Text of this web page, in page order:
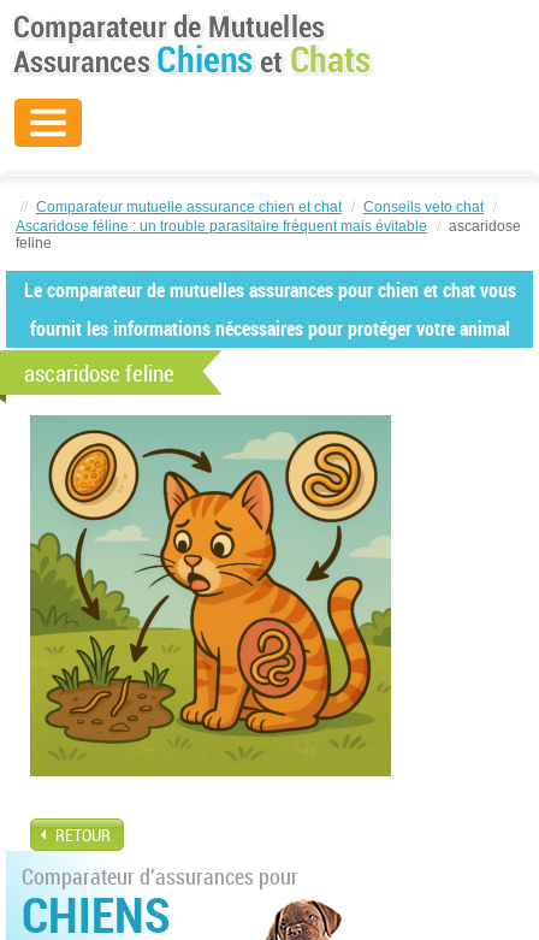
// Comparateur mutuelle assurance chien et chat / Conseils veto chat /
Ascaridose féline : un trouble parasitaire fréquent mais évitable
/ ascaridose
feline
Le comparateur de mutuelles assurances pour chien et chat vous
fournit les informations nécessaires pour protéger votre animal
ascaridose feline
RETOUR
Comparateur d'assurances pour
CHIENS